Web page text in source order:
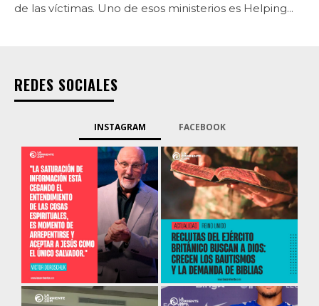
de las víctimas. Uno de esos ministerios es Helping...
REDES SOCIALES
INSTAGRAM FACEBOOK